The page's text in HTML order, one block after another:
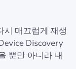
시 매끄럽게 재생
Discovery
뿐만 아니라 내